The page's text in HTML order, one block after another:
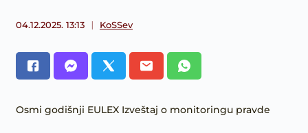
04.12.2025. 13:13 KoSSev
Osmi godišnji EULEX Izveštaj o monitoringu pravde